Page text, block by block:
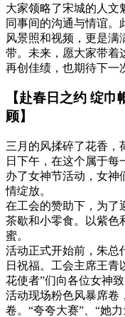
大家领略了宋城的人文
同事间的沟通与情谊。
风景照和视频，更是满
带。未来，愿大家带着
再创佳绩，也期待下一
【赴春日之约 绽
顾】
三月的风揉碎了花香，
日下午，在这个属于每
办了女神节活动，女神
情绽放。
在工会的赞助下，为了
茶歇和小零食。以紫色
蜜。
活动正式开始前，朱总
日祝福。工会主席王青
花使者”们向各位女神致
活动现场粉色风暴席卷
卷。“夸夸大赛”、“她